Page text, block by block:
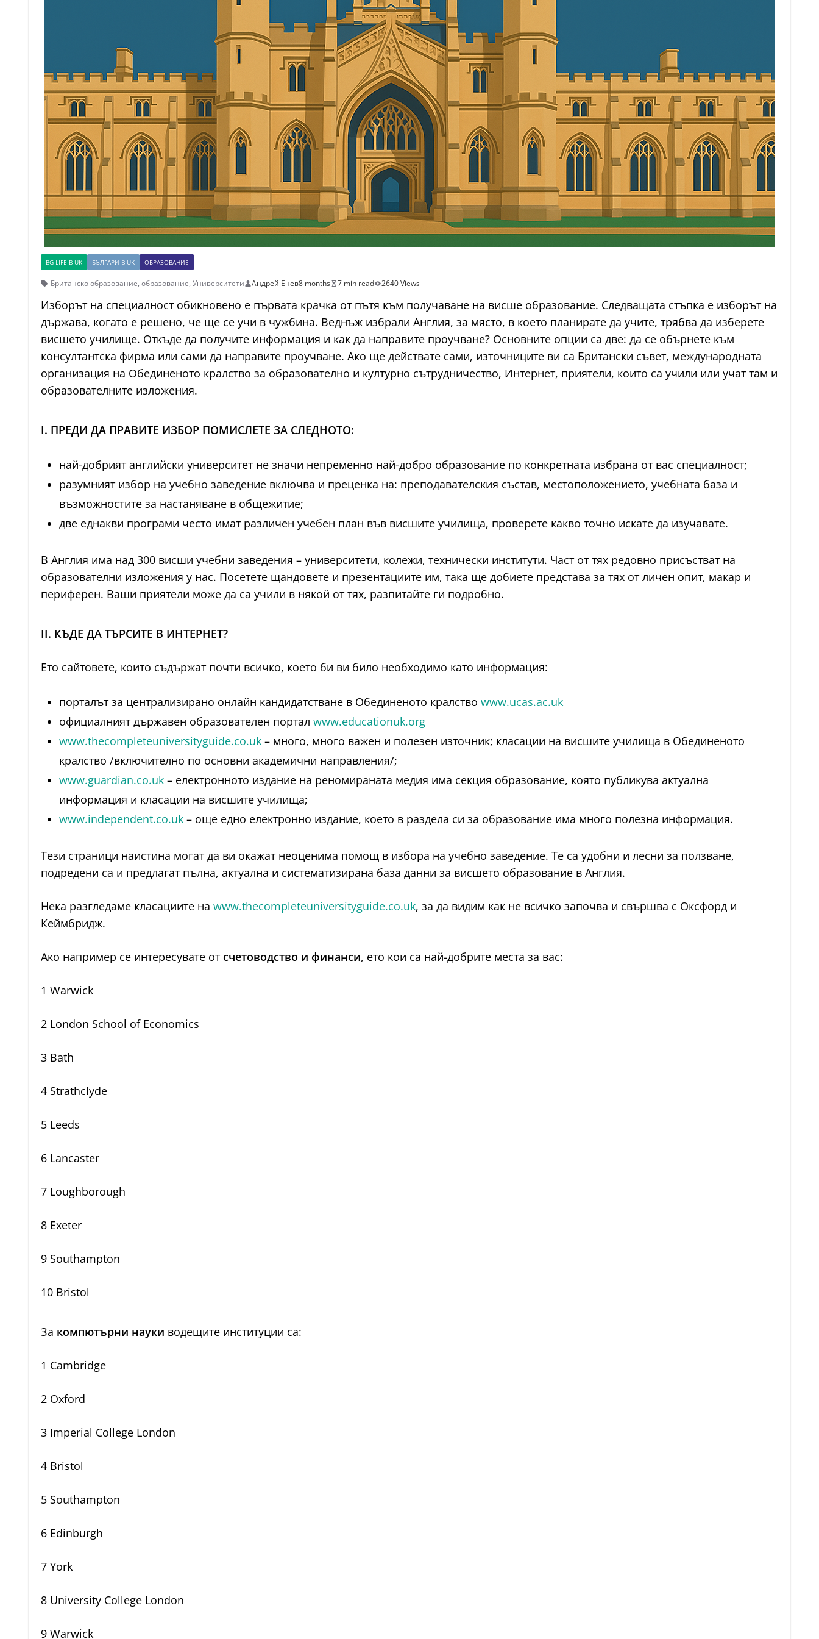
BG LIFE В UK БЪЛГАРИ В UK ОБРАЗОВАНИЕ
Британско образование, образование, Университети Андрей Енев8 months 7 min read 2640 Views
Изборът на специалност обикновено е първата крачка от пътя към получаване на висше образование. Следващата стъпка е изборът на
държава, когато е решено, че ще се учи в чужбина. Веднъж избрали Англия, за място, в което планирате да учите, трябва да изберете
висшето училище. Откъде да получите информация и как да направите проучване? Основните опции са две: да се обърнете към
консултантска фирма или сами да направите проучване. Ако ще действате сами, източниците ви са Британски съвет, международната
организация на Обединеното кралство за образователно и културно сътрудничество, Интернет, приятели, които са учили или учат там и
образователните изложения.
I. ПРЕДИ ДА ПРАВИТЕ ИЗБОР ПОМИСЛЕТЕ ЗА СЛЕДНОТО:
най-добрият английски университет не значи непременно най-добро образование по конкретната избрана от вас специалност;
разумният избор на учебно заведение включва и преценка на: преподавателския състав, местоположението, учебната база и
възможностите за настаняване в общежитие;
две еднакви програми често имат различен учебен план във висшите училища, проверете какво точно искате да изучавате.
В Англия има над 300 висши учебни заведения – университети, колежи, технически институти. Част от тях редовно присъстват на
образователни изложения у нас. Посетете щандовете и презентациите им, така ще добиете представа за тях от личен опит, макар и
периферен. Ваши приятели може да са учили в някой от тях, разпитайте ги подробно.
II. КЪДЕ ДА ТЪРСИТЕ В ИНТЕРНЕТ?
Ето сайтовете, които съдържат почти всичко, което би ви било необходимо като информация:
порталът за централизирано онлайн кандидатстване в Обединеното кралство www.ucas.ac.uk
официалният държавен образователен портал www.educationuk.org
www.thecompleteuniversityguide.co.uk – много, много важен и полезен източник; класации на висшите училища в Обединеното
кралство /включително по основни академични направления/;
www.guardian.co.uk – електронното издание на реномираната медия има секция образование, която публикува актуална
информация и класации на висшите училища;
www.independent.co.uk – още едно електронно издание, което в раздела си за образование има много полезна информация.
Тези страници наистина могат да ви окажат неоценима помощ в избора на учебно заведение. Те са удобни и лесни за ползване,
подредени са и предлагат пълна, актуална и систематизирана база данни за висшето образование в Англия.
Нека разгледаме класациите на www.thecompleteuniversityguide.co.uk, за да видим как не всичко започва и свършва с Оксфорд и
Кеймбридж.
Ако например се интересувате от счетоводство и финанси, ето кои са най-добрите места за вас:
1 Warwick
2 London School of Economics
3 Bath
4 Strathclyde
5 Leeds
6 Lancaster
7 Loughborough
8 Exeter
9 Southampton
10 Bristol
За компютърни науки водещите институции са:
1 Cambridge
2 Oxford
3 Imperial College London
4 Bristol
5 Southampton
6 Edinburgh
7 York
8 University College London
9 Warwick